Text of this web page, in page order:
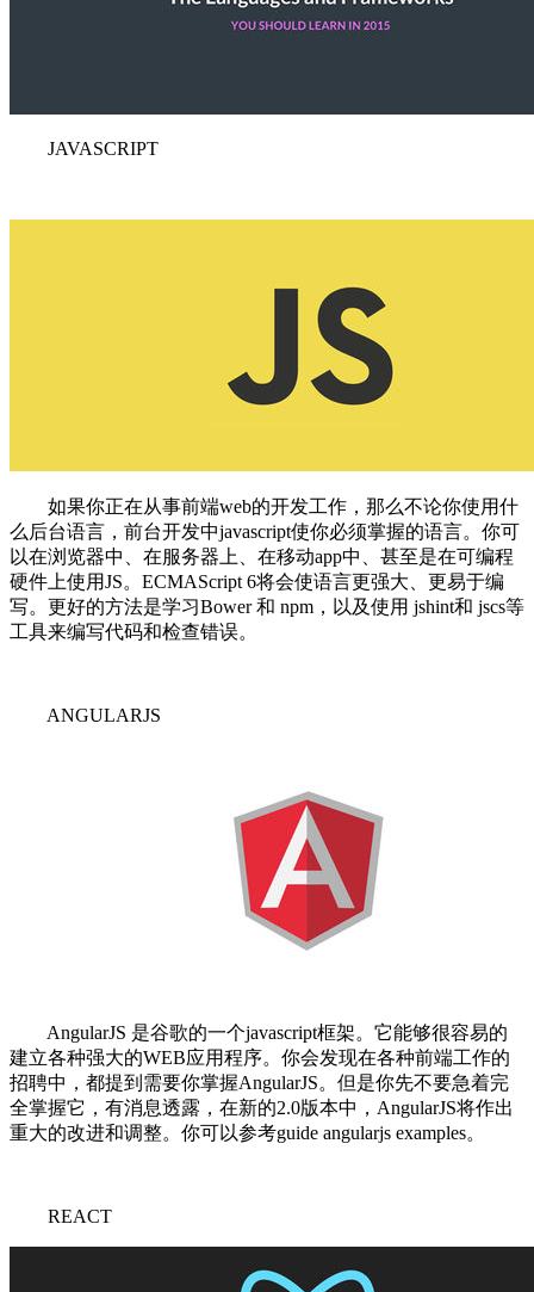
JAVASCRIPT
如果你正在从事前端web的开发工作，那么不论你使用什
么后台语言，前台开发中javascript使你必须掌握的语言。你可
以在浏览器中、在服务器上、在移动app中、甚至是在可编程
硬件上使用JS。ECMAScript 6将会使语言更强大、更易于编
写。更好的方法是学习Bower 和 npm，以及使用 jshint和 jscs等
工具来编写代码和检查错误。
ANGULARJS
AngularJS 是谷歌的一个javascript框架。它能够很容易的
建立各种强大的WEB应用程序。你会发现在各种前端工作的
招聘中，都提到需要你掌握AngularJS。但是你先不要急着完
全掌握它，有消息透露，在新的2.0版本中，AngularJS将作出
重大的改进和调整。你可以参考guide angularjs examples。
REACT